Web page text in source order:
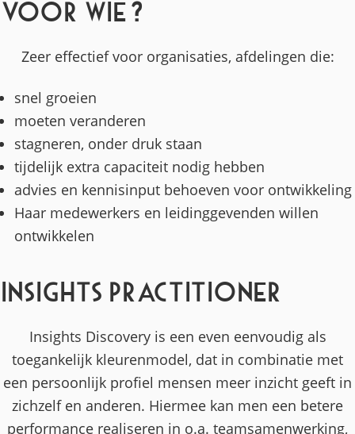
Voor wie?
Zeer effectief voor organisaties, afdelingen die:
snel groeien
moeten veranderen
stagneren, onder druk staan
tijdelijk extra capaciteit nodig hebben
advies en kennisinput behoeven voor ontwikkeling
Haar medewerkers en leidinggevenden willen
ontwikkelen
Insights Practitioner
Insights Discovery is een even eenvoudig als
toegankelijk kleurenmodel, dat in combinatie met
een persoonlijk profiel mensen meer inzicht geeft in
zichzelf en anderen. Hiermee kan men een betere
performance realiseren in o.a. teamsamenwerking,